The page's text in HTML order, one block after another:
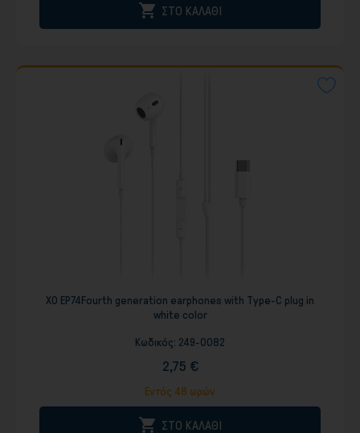
 ΣΤΟ ΚΑΛΑΘΙ
XO EP74Fourth generation earphones with Type-C plug in
white color
Κωδικός: 249-0082
2,75 €
Εντός 48 ωρών
 ΣΤΟ ΚΑΛΑΘΙ